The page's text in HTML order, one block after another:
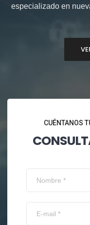
especializado en
CUÉNTANOS